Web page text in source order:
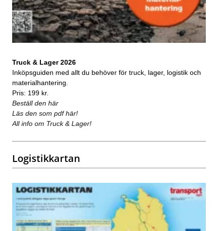
Truck & Lager 2026
Inköpsguiden med allt du behöver för truck, lager, logistik och
materialhantering.
Pris: 199 kr.
Beställ den här
Läs den som pdf här!
All info om Truck & Lager!
Logistikkartan